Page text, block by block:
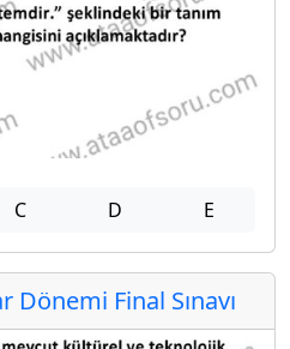
C D E
Dönemi Final Sınavı